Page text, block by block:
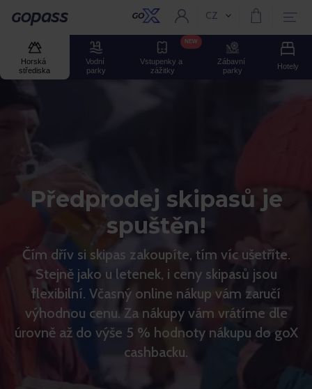
GOPASS Aktuální jazyk:
CZ
Horská
střediska
Vodní
parky
Vstupenky a
zážitky
NEW
Zábavní
parky
Hotely
Předprodej skipasů je
spuštěn!
Čím dřív si skipas zakoupíte, tím víc ušetříte.
Stejně jako u letenek, i ceny skipasů jsou
flexibilní. Včasný online nákup vám zaručí
výhodnou cenu. Za nákupy vám vrátíme dle
úrovně až do výše 5 % hodnoty nákupu do goX
cashbacku.